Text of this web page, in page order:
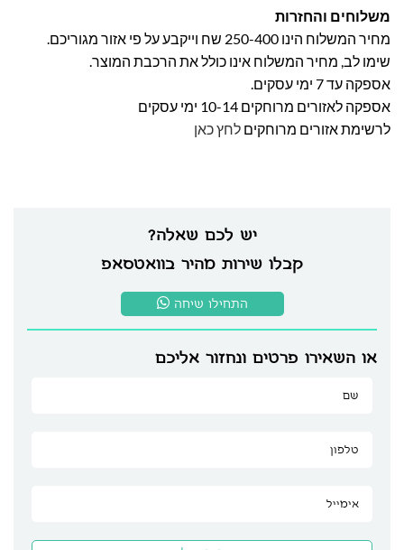
יש לכם שאלה?
קבלו שירות מהיר בוואטסאפ
התחילו שיחה
או השאירו פרטים ונחזור אליכם
משלוחים והחזרות
מחיר המשלוח הינו 250-400 שח וייקבע על פי אזור מגוריכם.
שימו לב, מחיר המשלוח אינו כולל את הרכבת המוצר.
אספקה עד 7 ימי עסקים.
אספקה לאזורים מרוחקים 10-14 ימי עסקים
לרשימת אזורים מרוחקים לחץ כאן